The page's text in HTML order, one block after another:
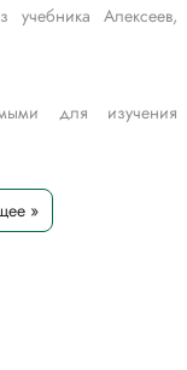
учебника Алексеев,
для изучения
России.
Город -
берега Волги
ансамбль,
(1942 1943), и
стройка
»